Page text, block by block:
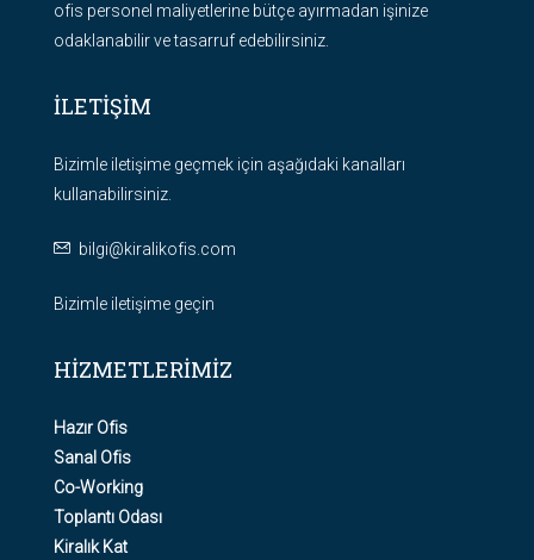
ofis personel maliyetlerine bütçe ayırmadan işinize
odaklanabilir ve tasarruf edebilirsiniz.
İLETİŞİM
Bizimle iletişime geçmek için aşağıdaki kanalları
kullanabilirsiniz.
bilgi@kiralikofis.com
Bizimle iletişime geçin
HİZMETLERİMİZ
Hazır Ofis
Sanal Ofis
Co-Working
Toplantı Odası
Kiralık Kat